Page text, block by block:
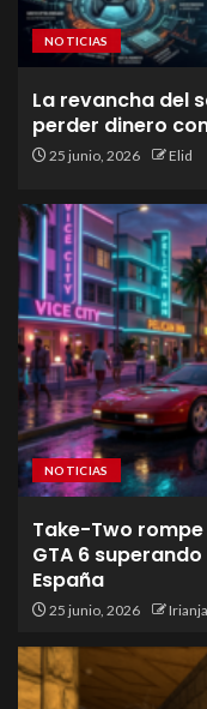
NOTICIAS
La revancha del
perder dinero
25 junio, 2026 Elid
NOTICIAS
Take-Two
GTA 6
España
25 junio, 2026